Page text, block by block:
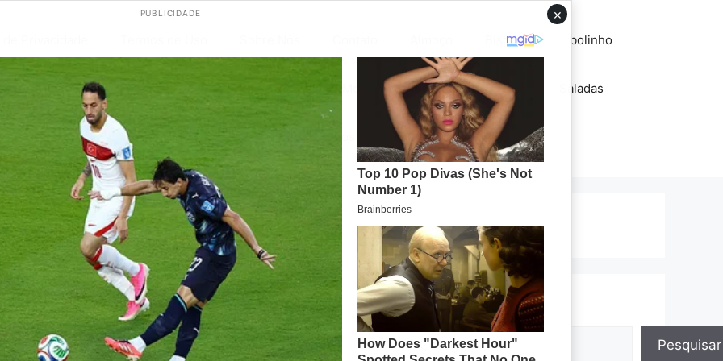
Biscoitos bolinho
Molhos Pães recheios Saladas
Sopas Sorvetes Tortas
fácil e
Pesquisar
Pesquisar
×
PUBLICIDADE